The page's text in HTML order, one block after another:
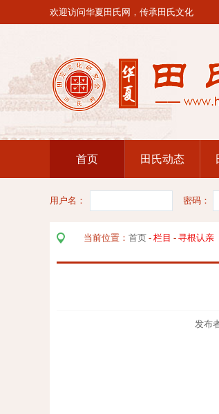
欢迎访问华夏田氏网，传承田氏文化
首页 田氏动态
用户名： 密码：
当前位置： 首页 - 栏目 - 寻根认亲
发布